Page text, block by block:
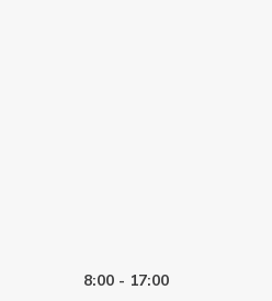
8:00 - 17:00